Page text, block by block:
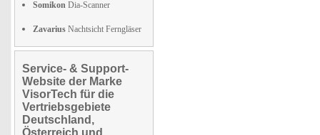
Somikon Dia-Scanner
Zavarius Nachtsicht Ferngläser
Service- & Support-
Website der Marke
VisorTech für die
Vertriebsgebiete
Deutschland,
Österreich und